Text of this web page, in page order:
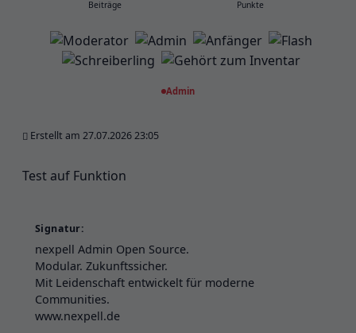
Beiträge Punkte
Admin
Erstellt am 27.07.2026 23:05
Test auf Funktion
Signatur:
nexpell Admin Open Source.
Modular. Zukunftssicher.
Mit Leidenschaft entwickelt für moderne
Communities.
www.nexpell.de